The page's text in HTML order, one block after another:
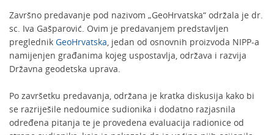
Završno predavanje pod nazivom „GeoHrvatska“ održala je dr.
sc. Iva Gašparović. Ovim je predavanjem predstavljen
preglednik GeoHrvatska, jedan od osnovnih proizvoda NIPP-a
namijenjen građanima kojeg uspostavlja, održava i razvija
Državna geodetska uprava.
Po završetku predavanja, održana je kratka diskusija kako bi
se razriješile nedoumice sudionika i dodatno razjasnila
određena pitanja te je provedena evaluacija radionice od